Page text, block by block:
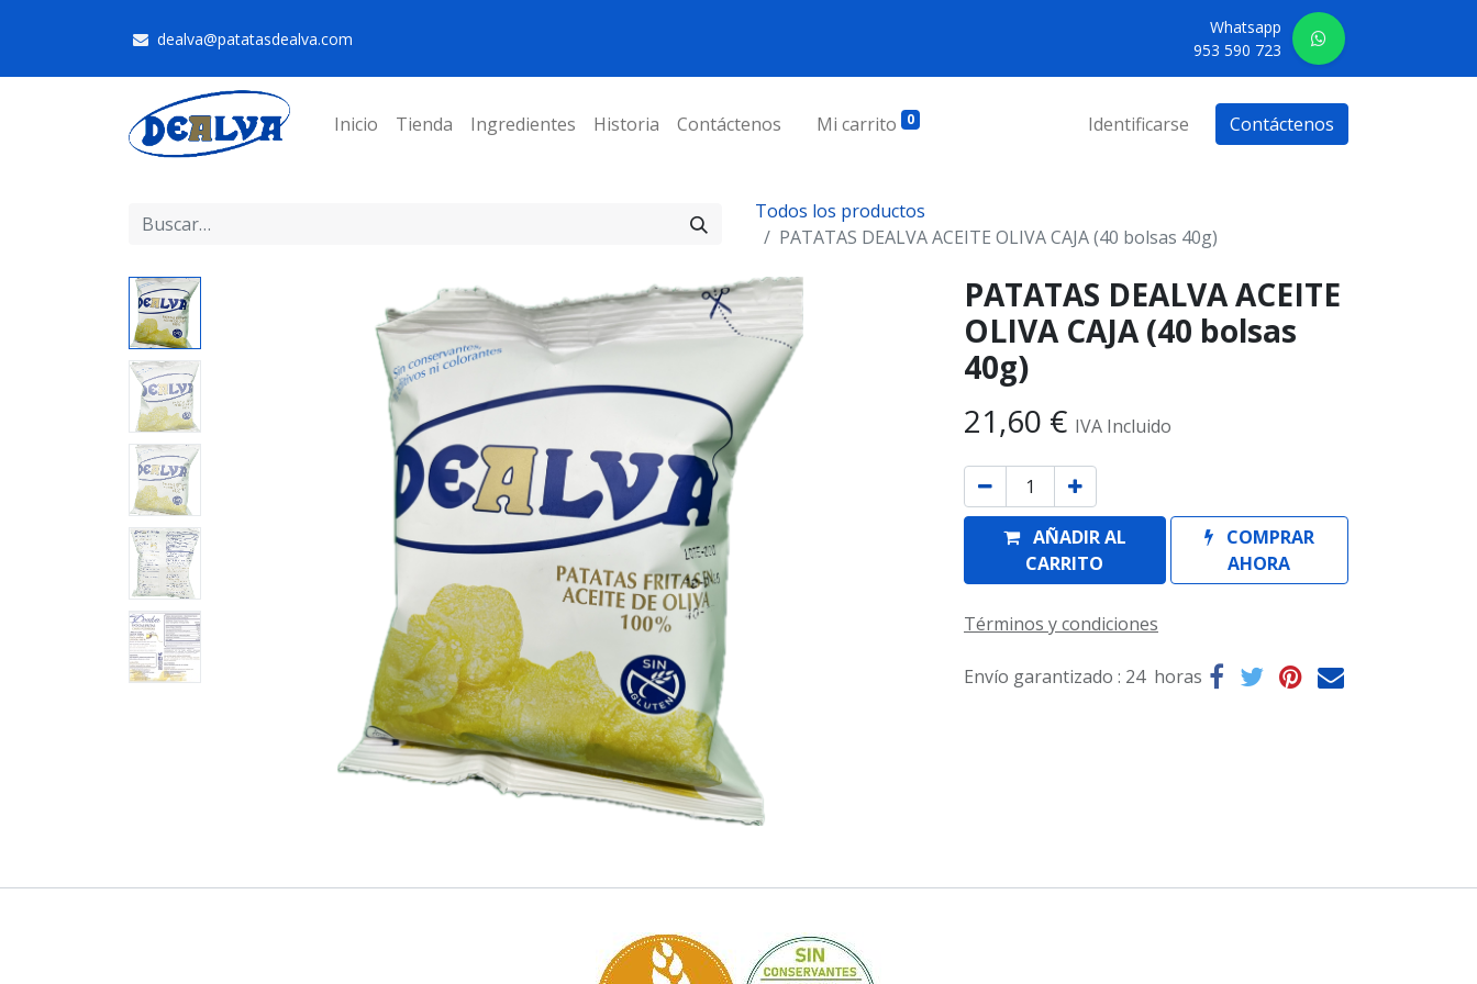
dealva@patatasdealva.com
Whatsapp
953 590 723
Inicio Tienda Ingredientes Historia Contáctenos Mi carrito 0 Identificarse Contáctenos
Todos los productos
PATATAS DEALVA ACEITE OLIVA CAJA (40 bolsas 40g)
PATATAS DEALVA ACEITE
OLIVA CAJA (40 bolsas
40g)
21,60 € IVA Incluido
AÑADIR AL
CARRITO
COMPRAR
AHORA
Términos y condiciones
Envío garantizado : 24 horas